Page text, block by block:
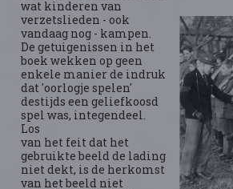
wat kinderen van
verzetslieden - ook
vandaag nog - kampen.
De getuigenissen in het
boek wekken op geen
enkele manier de indruk
dat 'oorlogje spelen'
destijds een geliefkoosd
spel was, integendeel.
Los
van het feit dat het
gebruikte beeld de lading
niet dekt, is de herkomst
van het beeld niet